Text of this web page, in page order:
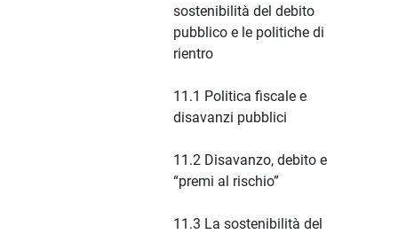
sostenibilità del debito
pubblico e le politiche di
rientro
11.1 Politica fiscale e
disavanzi pubblici
11.2 Disavanzo, debito e
“premi al rischio”
11.3 La sostenibilità del